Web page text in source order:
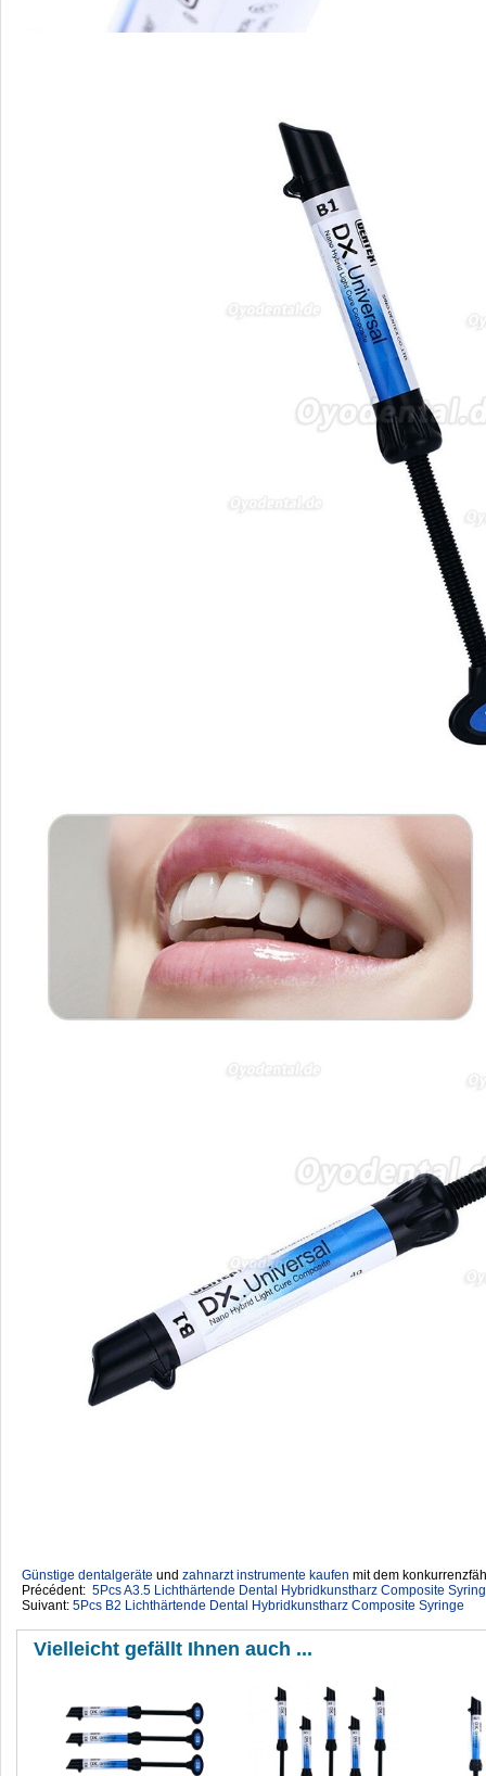
Günstige dentalgeräte ‎ und zahnarzt instrumente kaufen mit dem
Précédent: 5Pcs A3.5 Lichthärtende Dental Hybridkunstharz Composite
Suivant: 5Pcs B2 Lichthärtende Dental Hybridkunstharz Composite Syringe
Vielleicht gefällt Ihnen auch ...